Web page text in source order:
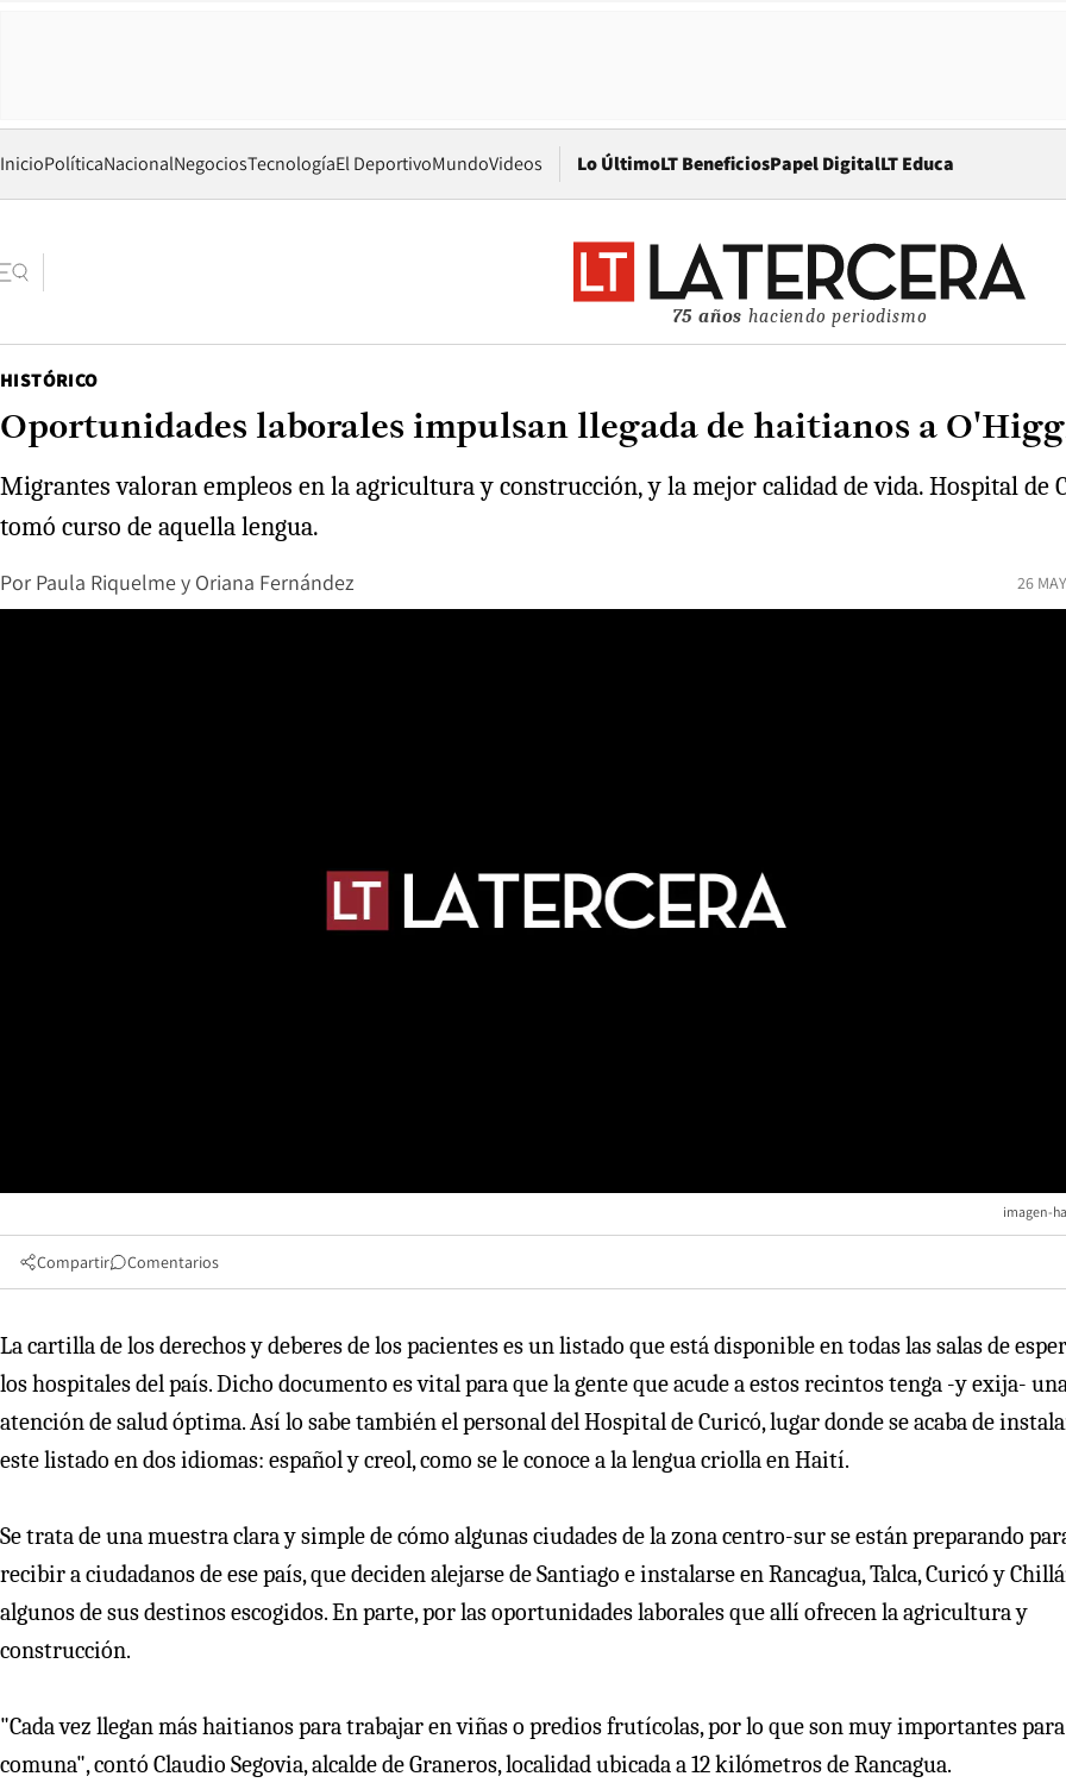
InicioPolíticaNacionalNegociosTecnologíaEl DeportivoMundoVideos Lo ÚltimoLT BeneficiosPapel DigitalOpens in new window
LT Educa
75 años haciendo periodismo
HISTÓRICO
Oportunidades laborales impulsan llegada de haitianos a
Migrantes valoran empleos en la agricultura y construcción, y la mejor calidad de vida. Hospital de
tomó curso de aquella lengua.
Por Paula Riquelme y Oriana Fernández 26
imagen-
Compartir Comentarios
La cartilla de los derechos y deberes de los pacientes es un listado que está disponible en todas las salas de
los hospitales del país. Dicho documento es vital para que la gente que acude a estos recintos tenga -y exija-
atención de salud óptima. Así lo sabe también el personal del Hospital de Curicó, lugar donde se acaba de
este listado en dos idiomas: español y creol, como se le conoce a la lengua criolla en Haití.
Se trata de una muestra clara y simple de cómo algunas ciudades de la zona centro-sur se están preparando
recibir a ciudadanos de ese país, que deciden alejarse de Santiago e instalarse en Rancagua, Talca, Curicó y
algunos de sus destinos escogidos. En parte, por las oportunidades laborales que allí ofrecen la agricultura y
construcción.
"Cada vez llegan más haitianos para trabajar en viñas o predios frutícolas, por lo que son muy importantes
comuna", contó Claudio Segovia, alcalde de Graneros, localidad ubicada a 12 kilómetros de Rancagua.